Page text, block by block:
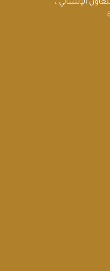
الإنساني ،